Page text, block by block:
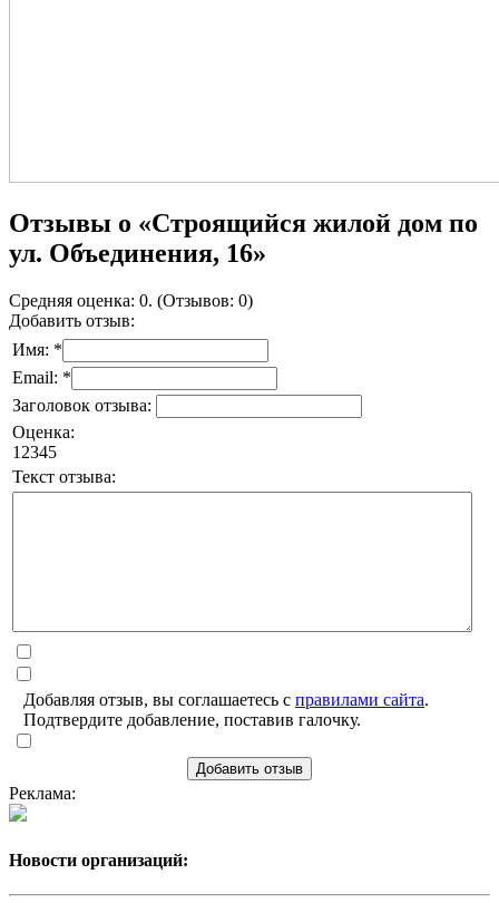
Отзывы о «Строящийся жилой дом по
ул. Объединения, 16»
Средняя оценка: 0. (Отзывов: 0)
Добавить отзыв:
Имя: *
Email: *
Заголовок отзыва:
Оценка:
1 2345
Текст отзыва:
Добавляя отзыв, вы соглашаетесь с правилами сайта.
Подтвердите добавление, поставив галочку.
Добавить отзыв
Реклама:
Новости организаций: